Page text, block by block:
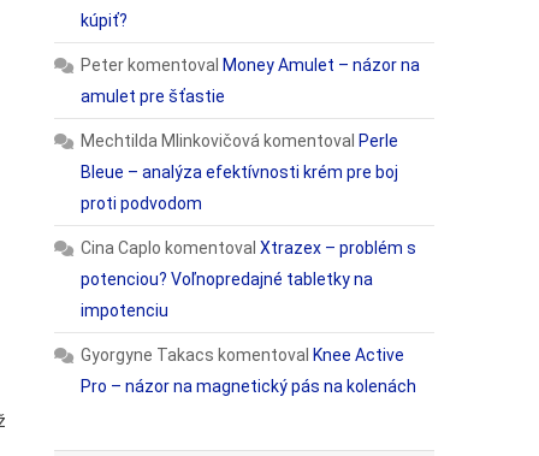
kúpiť?
Peter komentoval Money Amulet – názor na
amulet pre šťastie
Mechtilda Mlinkovičová komentoval Perle
Bleue – analýza efektívnosti krém pre boj
proti podvodom
Cina Caplo komentovalXtrazex – problém s
potenciou? Voľnopredajné tabletky na
impotenciu
Gyorgyne Takacs komentoval Knee Active
Pro – názor na magnetický pás na kolenách